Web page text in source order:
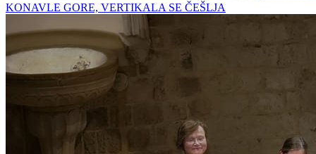
KONAVLE GORE, VERTIKALA SE ČEŠLJA